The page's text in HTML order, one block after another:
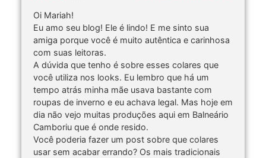
Oi Mariah!
Eu amo seu blog! Ele é lindo! E me sinto sua
amiga porque você é muito autêntica e carinhosa
com suas leitoras.
A dúvida que tenho é sobre esses colares que
você utiliza nos looks. Eu lembro que há um
tempo atrás minha mãe usava bastante com
roupas de inverno e eu achava legal. Mas hoje em
dia não vejo muitas produções aqui em Balneário
Camboriu que é onde resido.
Você poderia fazer um post sobre que colares
usar sem acabar errando? Os mais tradicionais